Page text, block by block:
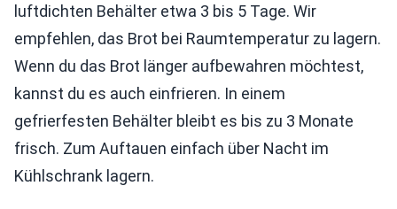
luftdichten Behälter etwa 3 bis 5 Tage. Wir
empfehlen, das Brot bei Raumtemperatur zu lagern.
Wenn du das Brot länger aufbewahren möchtest,
kannst du es auch einfrieren. In einem
gefrierfesten Behälter bleibt es bis zu 3 Monate
frisch. Zum Auftauen einfach über Nacht im
Kühlschrank lagern.